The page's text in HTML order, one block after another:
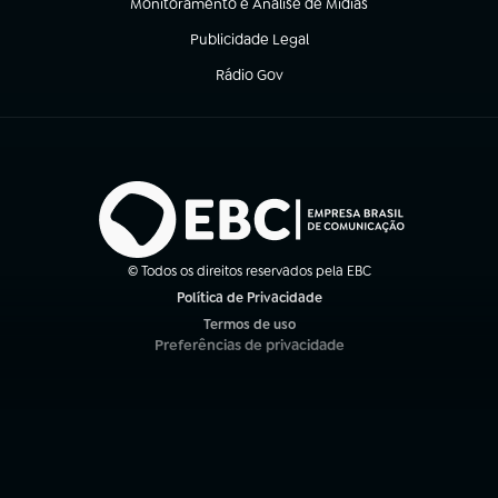
Monitoramento e Análise de Mídias
(abre em nova aba)
Publicidade Legal
(abre em nova aba)
Rádio Gov
(abre em nova aba)
© Todos os direitos reservados pela EBC
Política de Privacidade
Termos de uso
(abre em nova aba)
Preferências de privacidade